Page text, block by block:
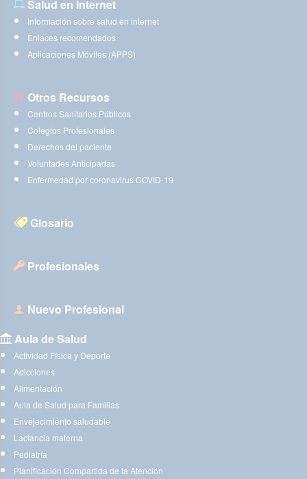
Salud en Internet
Información sobre salud en internet
Enlaces recomendados
Aplicaciones Móviles (APPS)
Otros Recursos
Centros Sanitarios Públicos
Colegios Profesionales
Derechos del paciente
Voluntades Anticipadas
Enfermedad por coronavirus COVID-19
Glosario
Profesionales
Nuevo Profesional
Aula de Salud
Actividad Física y Deporte
Adicciones
Alimentación
Aula de Salud para Familias
Envejecimiento saludable
Lactancia materna
Pediatría
Planificación Compartida de la Atención